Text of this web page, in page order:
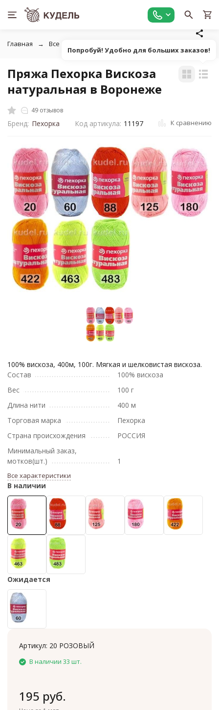
Главная Все для вязания
Пряжа Пехорка Вискоза
натуральная в Воронеже
49 отзывов
Бренд: Пехорка Код артикула: 11197 К сравнению
100% вискоза, 400м, 100г. Мягкая и шелковистая вискоза.
Состав
100% вискоза
Вес
100 г
Длина нити
400 м
Торговая марка
Пехорка
Страна происхождения
РОССИЯ
Минимальный заказ,
мотков(шт.)
1
Все характеристики
В наличии
Ожидается
Артикул: 20 РОЗОВЫЙ
В наличии 33 шт.
195 руб.
Попробуй! Удобно для больших заказов!